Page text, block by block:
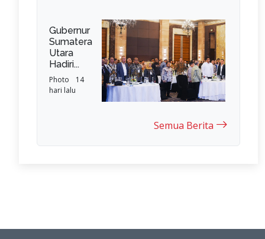
Gubernur
Sumatera
Utara
Hadiri...
Photo
14
hari lalu
Semua Berita